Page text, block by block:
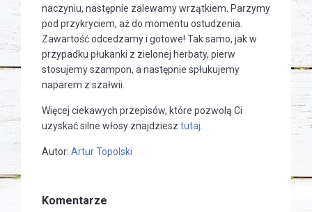
naczyniu, następnie zalewamy wrzątkiem. Parzymy
pod przykryciem, aż do momentu ostudzenia.
Zawartość odcedzamy i gotowe! Tak samo, jak w
przypadku płukanki z zielonej herbaty, pierw
stosujemy szampon, a następnie spłukujemy
naparem z szałwii.
Więcej ciekawych przepisów, które pozwolą Ci
uzyskać silne włosy znajdziesz tutaj.
Autor: Artur Topolski
Komentarze